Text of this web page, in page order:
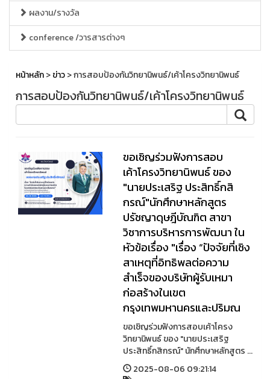
ผลงาน/รางวัล
conference /วารสารต่างๆ
หน้าหลัก>ข่าว> การสอบป้องกันวิทยานิพนธ์/เค้าโครงวิทยานิพนธ์
การสอบป้องกันวิทยานิพนธ์/เค้าโครงวิทยานิพนธ์
ขอเชิญร่วมฟังการสอบ
เค้าโครงวิทยานิพนธ์ ของ
"นายประเสริฐ ประสิทธิ์กสิ
กรณ์"นักศึกษาหลักสูตร
ปรัชญาดุษฎีบัณฑิต สาขา
วิชาการบริหารการพัฒนา ใน
หัวข้อเรื่อง "เรื่อง “ปัจจัยที่เชิง
สาเหตุที่อิทธิพลต่อความ
สำเร็จของบริษัทผู้รับเหมา
ก่อสร้างในเขต
กรุงเทพมหานครและปริมณ
ขอเชิญร่วมฟังการสอบเค้าโครง
วิทยานิพนธ์ ของ "นายประเสริฐ
ประสิทธิ์กสิกรณ์" นักศึกษาหลักสูตร ...
2025-08-06 09:21:14